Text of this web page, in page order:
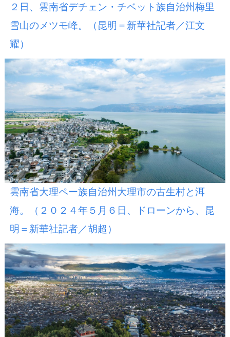
２日、雲南省デチェン・チベット族自治州梅里
雪山のメツモ峰。（昆明＝新華社記者／江文
耀）
雲南省大理ペー族自治州大理市の古生村と洱
海。（２０２４年５月６日、ドローンから、昆
明＝新華社記者／胡超）